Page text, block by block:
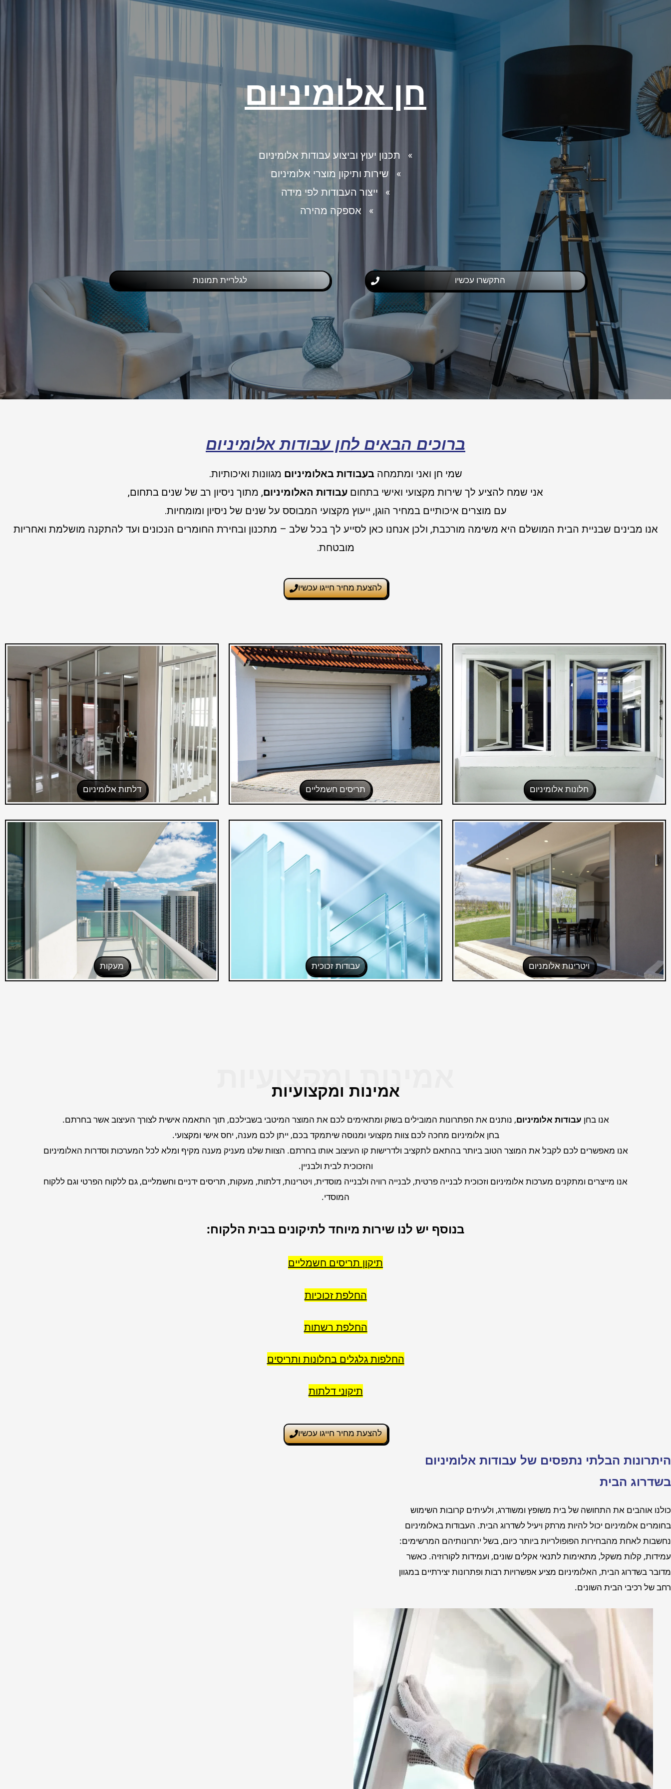
דילוג
חן אלומיניום
תפריט
בית
חלונות אלומיניום
ויטרינות
סגירות מרפסת זכוכיות
תריסים חשמליים
דלתות אלומיניום
וילונות ונציאנים
עבודות זכוכית
חן אלומיניום
» תכנון יעוץ וביצוע עבודות אלומיניום
» שירות ותיקון מוצרי אלומיניום
» ייצור העבודות לפי מידה
» אספקה מהירה
התקשרו עכשיו לגלריית תמונות
ברוכים הבאים לחן עבודות אלומיניום
שמי חן ואני ומתמחה בעבודות באלומיניום מגוונות ואיכותיות.
אני שמח להציע לך שירות מקצועי ואישי בתחום עבודות האלומיניום, מתוך ניסיון רב של שנים בתחום,
עם מוצרים איכותיים במחיר הוגן, ייעוץ מקצועי המבוסס על שנים של ניסיון ומומחיות.
אנו מבינים שבניית הבית המושלם היא משימה מורכבת, ולכן אנחנו כאן לסייע לך בכל שלב – מתכנון ובחירת החומרים הנכונים ועד להתקנה מושלמת ואחריות
מובטחת.
להצעת מחיר חייגו עכשיו
חלונות אלומיניום תריסים חשמליים דלתות אלומיניום
ויטרינות אלומניום עבודות זכוכית מעקות
אמינות ומקצועיות
אמינות ומקצועיות
אנו בחן עבודות אלומיניום, נותנים את הפתרונות המובילים בשוק ומתאימים לכם את המוצר המיטבי בשבילכם, תוך התאמה אישית לצורך העיצוב אשר בחרתם.
בחן אלומיניום מחכה לכם צוות מקצועי ומנוסה שיתמקד בכם, ייתן לכם מענה, יחס אישי ומקצועי.
אנו מאפשרים לכם לקבל את המוצר הטוב ביותר בהתאם לתקציב ולדרישות קו העיצוב אותו בחרתם. הצוות שלנו מעניק מענה מקיף ומלא לכל המערכות וסדרות האלומיניום
והזכוכית לבית ולבניין.
אנו מייצרים ומתקנים מערכות אלומיניום וזכוכית לבנייה פרטית, לבנייה רוויה ולבנייה מוסדית, ויטרינות, דלתות, מעקות, תריסים ידניים וחשמליים, גם ללקוח הפרטי וגם ללקוח
המוסדי.
בנוסף יש לנו שירות מיוחד לתיקונים בבית הלקוח:
תיקון תריסים חשמליים
החלפת זכוכיות
החלפת רשתות
החלפות גלגלים בחלונות ותריסים
תיקוני דלתות
להצעת מחיר חייגו עכשיו
היתרונות הבלתי נתפסים של עבודות אלומיניום
בשדרוג הבית
כולנו אוהבים את התחושה של בית משופץ ומשודרג, ולעיתים קרובות השימוש
בחומרים אלומיניום יכול להיות מרתק ויעיל לשדרוג הבית. העבודות באלומיניום
נחשבות לאחת מהבחירות הפופולריות ביותר כיום, בשל יתרונותיהם המרשימים:
עמידות, קלות משקל, מתאימות לתנאי אקלים שונים, ועמידות לקורוזיה. כאשר
מדובר בשדרוג הבית, האלומיניום מציע אפשרויות רבות ופתרונות יצירתיים במגוון
רחב של רכיבי הבית השונים.